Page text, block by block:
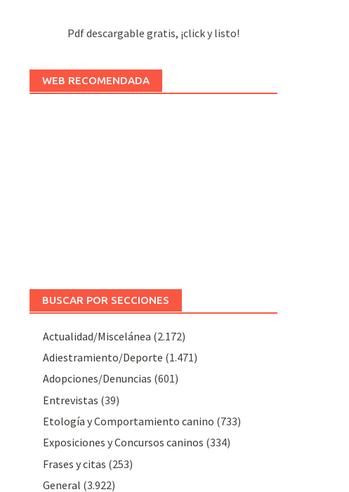
Pdf descargable gratis, ¡click y listo!
WEB RECOMENDADA
BUSCAR POR SECCIONES
Actualidad/Miscelánea (2.172)
Adiestramiento/Deporte (1.471)
Adopciones/Denuncias (601)
Entrevistas (39)
Etología y Comportamiento canino (733)
Exposiciones y Concursos caninos (334)
Frases y citas (253)
General (3.922)